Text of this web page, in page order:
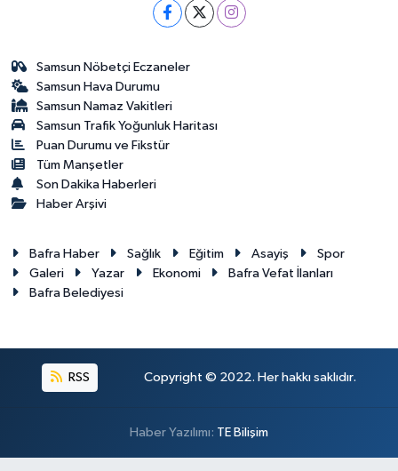
Samsun Nöbetçi Eczaneler
Samsun Hava Durumu
Samsun Namaz Vakitleri
Samsun Trafik Yoğunluk Haritası
Puan Durumu ve Fikstür
Tüm Manşetler
Son Dakika Haberleri
Haber Arşivi
Bafra Haber Sağlık Eğitim Asayiş
Spor
Galeri
Yazar Ekonomi
Bafra Vefat İlanları
Bafra Belediyesi
RSS Copyright © 2022. Her hakkı saklıdır.
Haber Yazılımı: TE Bilişim